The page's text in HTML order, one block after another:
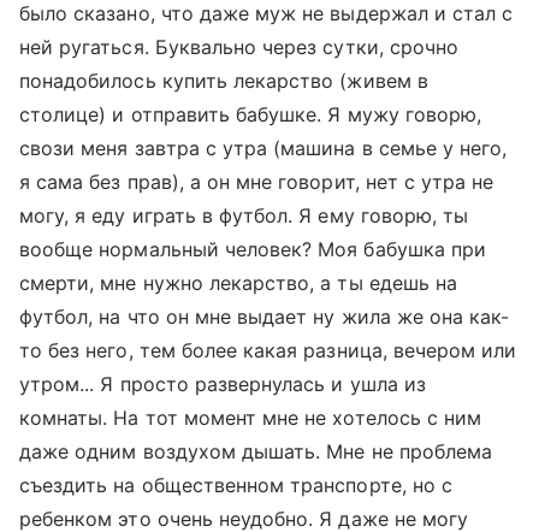
было сказано, что даже муж не выдержал и стал с
ней ругаться. Буквально через сутки, срочно
понадобилось купить лекарство (живем в
столице) и отправить бабушке. Я мужу говорю,
свози меня завтра с утра (машина в семье у него,
я сама без прав), а он мне говорит, нет с утра не
могу, я еду играть в футбол. Я ему говорю, ты
вообще нормальный человек? Моя бабушка при
смерти, мне нужно лекарство, а ты едешь на
футбол, на что он мне выдает ну жила же она как-
то без него, тем более какая разница, вечером или
утром... Я просто развернулась и ушла из
комнаты. На тот момент мне не хотелось с ним
даже одним воздухом дышать. Мне не проблема
съездить на общественном транспорте, но с
ребенком это очень неудобно. Я даже не могу